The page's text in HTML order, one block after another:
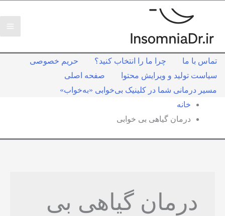
تماس با ما چرا ما را انتخاب کنید؟
حریم خصوصی
سیاست تولید و ویرایش محتوا
صفحه اصلی
مسیر درمانی شما در کلینیک بی‌خوابی «به‌خواب»
خانه
درمان گیاهی بی خوابی
درمان گیاهی بی